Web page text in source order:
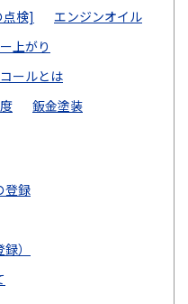
検]
エンジンオイル
上がり
ールとは
鈑金塗装
登録
）